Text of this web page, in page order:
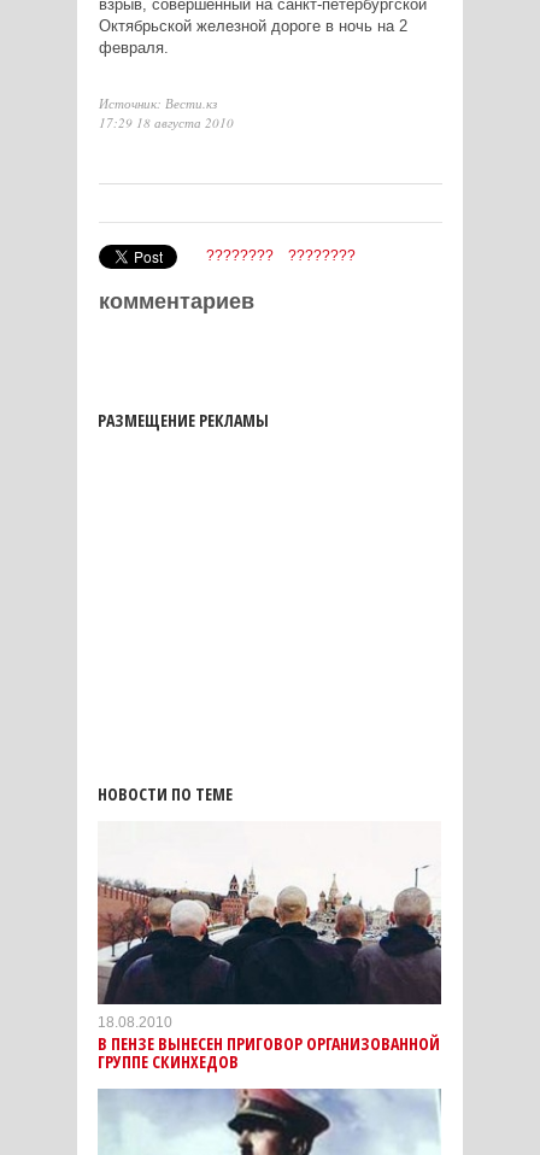
взрыв, совершенный на санкт-петербургской
Октябрьской железной дороге в ночь на 2
февраля.
Источник: Вести.кз
17:29 18 августа 2010
???????? ????????
комментариев
РАЗМЕЩЕНИЕ РЕКЛАМЫ
НОВОСТИ ПО ТЕМЕ
18.08.2010
В ПЕНЗЕ ВЫНЕСЕН ПРИГОВОР ОРГАНИЗОВАННОЙ
ГРУППЕ СКИНХЕДОВ